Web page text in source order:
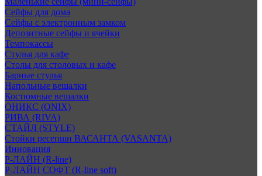
Сейфы для дома
Сейфы с электронным замком
Депозитные сейфы и ячейки
Темпокассы
Стулья для кафе
Столы для столовых и кафе
Барные стулья
Напольные вешалки
Костюмные вешалки
ОНИКС (ONIX)
РИВА (RIVA)
СТАЙЛ (STYLE)
Стойки ресепшн ВАСАНТА (VASANTA)
Инновация
Р-ЛАЙН (R-line)
Р-ЛАЙН СОФТ (R-line soft)